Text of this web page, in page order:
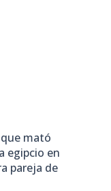
mató
egipcio en
pareja de